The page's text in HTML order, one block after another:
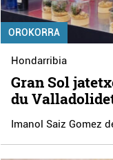
OROKORRA
Hondarribia
Gran Sol
du
Imanol Saiz Gomez